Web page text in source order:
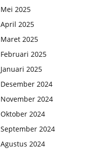
Mei 2025
April 2025
Maret 2025
Februari 2025
Januari 2025
Desember 2024
November 2024
Oktober 2024
September 2024
Agustus 2024